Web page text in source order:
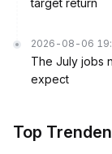
target return
2026-08-06
The July jobs
expect
Top